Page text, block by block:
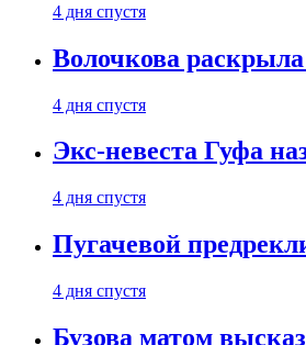
4 дня спустя
Волочкова раскрыла
4 дня спустя
Экс-невеста Гуфа
4 дня спустя
Пугачевой
4 дня спустя
Бузова матом